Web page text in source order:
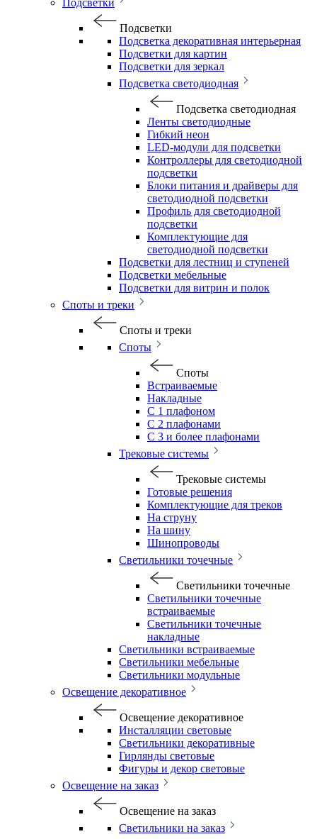
Подсветки
Подсветки
Подсветка декоративная интерьерная
Подсветки для картин
Подсветки для зеркал
Подсветка светодиодная
Подсветка светодиодная
Ленты светодиодные
Гибкий неон
LED-модули для подсветки
Контроллеры для светодиодной
подсветки
Блоки питания и драйверы для
светодиодной подсветки
Профиль для светодиодной
подсветки
Комплектующие для
светодиодной подсветки
Подсветки для лестниц и ступеней
Подсветки мебельные
Подсветки для витрин и полок
Споты и треки
Споты и треки
Споты
Споты
Встраиваемые
Накладные
С 1 плафоном
С 2 плафонами
С 3 и более плафонами
Трековые системы
Трековые системы
Готовые решения
Комплектующие для треков
На струну
На шину
Шинопроводы
Светильники точечные
Светильники точечные
Светильники точечные
встраиваемые
Светильники точечные
накладные
Светильники встраиваемые
Светильники мебельные
Светильники модульные
Освещение декоративное
Освещение декоративное
Инсталляции световые
Светильники декоративные
Гирлянды световые
Фигуры и декор световые
Освещение на заказ
Освещение на заказ
Светильники на заказ